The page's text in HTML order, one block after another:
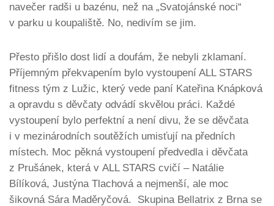
navečer radši u bazénu, než na „Svatojánské noci“
v parku u koupaliště. No, nedivím se jim.
Přesto přišlo dost lidí a doufám, že nebyli zklamaní.
Příjemným překvapením bylo vystoupení ALL STARS
fitness tým z Lužic, který vede paní Kateřina Knápková
a opravdu s děvčaty odvádí skvělou práci. Každé
vystoupení bylo perfektní a není divu, že se děvčata
i v mezinárodních soutěžích umisťují na předních
místech. Moc pěkná vystoupení předvedla i děvčata
z Prušánek, která v ALL STARS cvičí – Natálie
Bílíková, Justýna Tlachová a nejmenší, ale moc
šikovná Sára Maděryčová. Skupina Bellatrix z Brna se